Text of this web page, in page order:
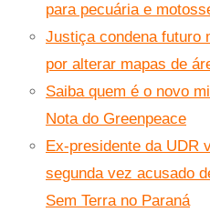
para pecuária e
Justiça condena futuro
por alterar mapas de
Saiba quem é o novo
Nota do Greenpeace
Ex-presidente da UDR
segunda vez acusado
Sem Terra no Paraná